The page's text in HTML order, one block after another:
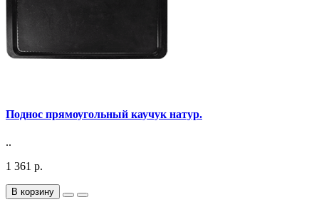
Поднос прямоугольный каучук натур.
..
1 361 р.
В корзину